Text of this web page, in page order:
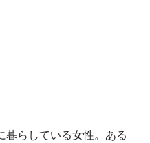
暮らしている女性。ある